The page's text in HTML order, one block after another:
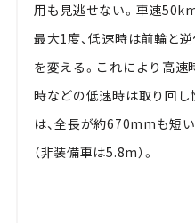
用も見逃せない。車速
最大1度、低速時は前輪と
を変える。これにより高速
時などの低速時は取り回
は、全長が約670mmも短
（非装備車は5.8m）。